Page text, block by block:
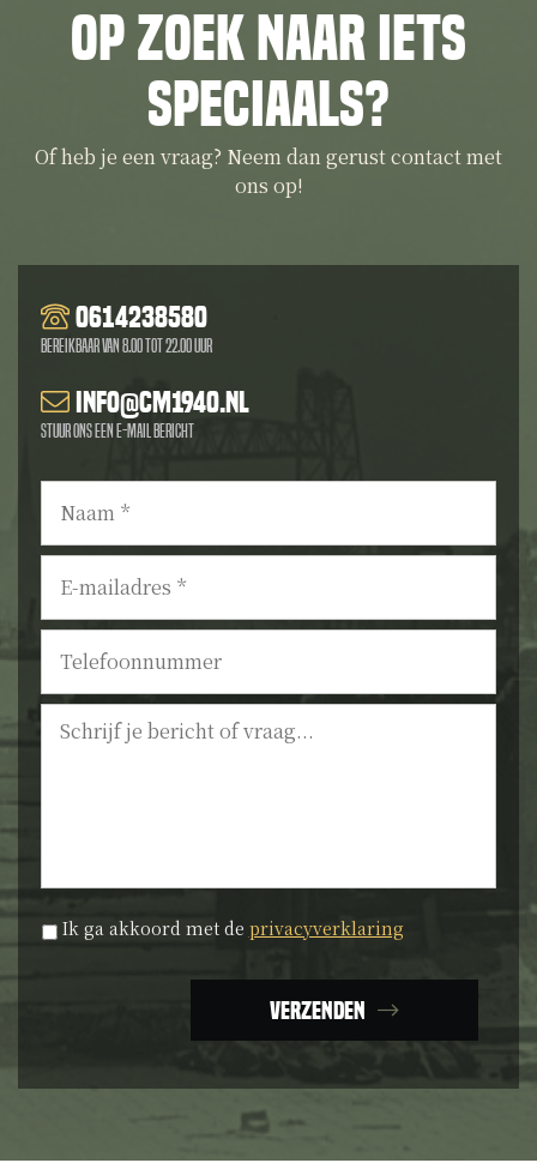
Op zoek naar iets
speciaals?
Of heb je een vraag? Neem dan gerust contact met
ons op!
0614238580
Bereikbaar van 8.00 tot 22.00 uur
info@cm1940.nl
Stuur ons een e-mail bericht
Naam *
E-
mailadres *
Telefoonnummer
Bericht
Privacyverklaring *
Ik ga akkoord met de privacyverklaring
Verzenden